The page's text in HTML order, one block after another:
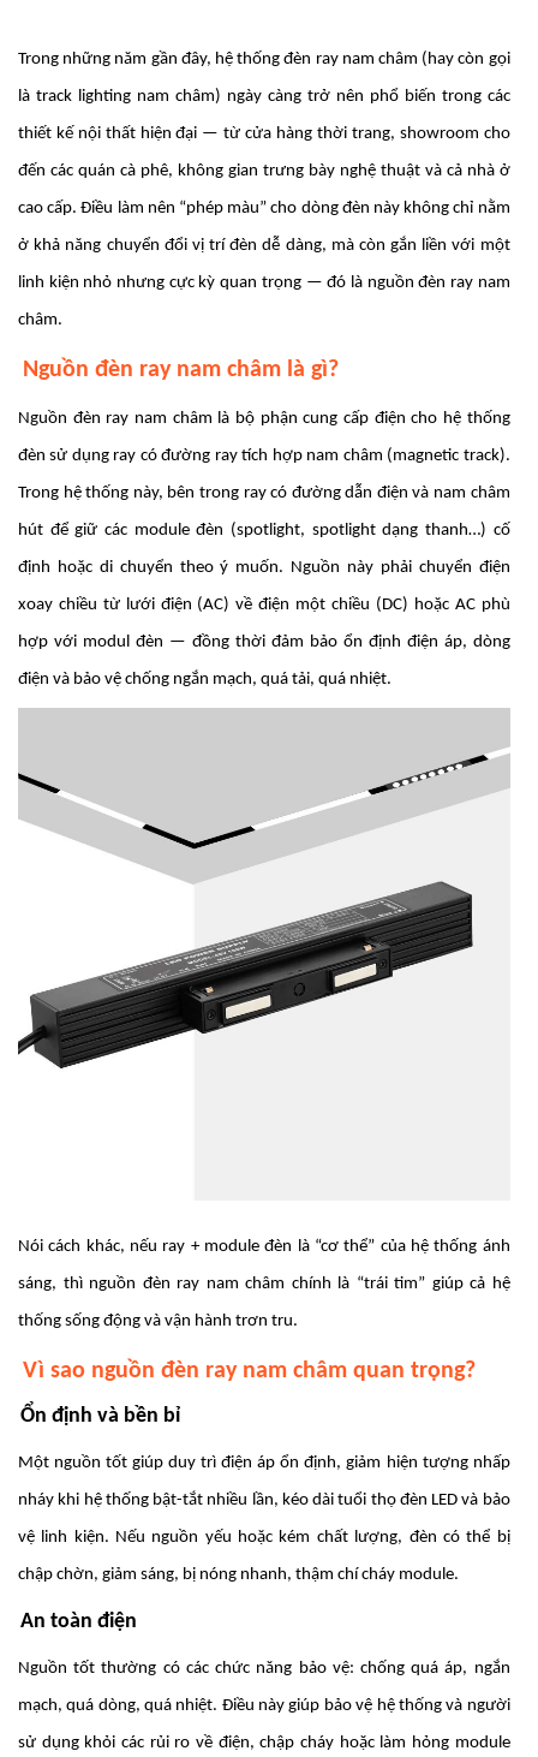
Trong những năm gần đây, hệ thống đèn ray nam châm (hay còn gọi
là track lighting nam châm) ngày càng trở nên phổ biến trong các
thiết kế nội thất hiện đại — từ cửa hàng thời trang, showroom cho
đến các quán cà phê, không gian trưng bày nghệ thuật và cả nhà ở
cao cấp. Điều làm nên “phép màu” cho dòng đèn này không chỉ nằm
ở khả năng chuyển đổi vị trí đèn dễ dàng, mà còn gắn liền với một
linh kiện nhỏ nhưng cực kỳ quan trọng — đó là nguồn đèn ray nam
châm.
Nguồn đèn ray nam châm là gì?
Nguồn đèn ray nam châm là bộ phận cung cấp điện cho hệ thống
đèn sử dụng ray có đường ray tích hợp nam châm (magnetic track).
Trong hệ thống này, bên trong ray có đường dẫn điện và nam châm
hút để giữ các module đèn (spotlight, spotlight dạng thanh…) cố
định hoặc di chuyển theo ý muốn. Nguồn này phải chuyển điện
xoay chiều từ lưới điện (AC) về điện một chiều (DC) hoặc AC phù
hợp với modul đèn — đồng thời đảm bảo ổn định điện áp, dòng
điện và bảo vệ chống ngắn mạch, quá tải, quá nhiệt.
Nói cách khác, nếu ray + module đèn là “cơ thể” của hệ thống ánh
sáng, thì nguồn đèn ray nam châm chính là “trái tim” giúp cả hệ
thống sống động và vận hành trơn tru.
Vì sao nguồn đèn ray nam châm quan trọng?
Ổn định và bền bỉ
Một nguồn tốt giúp duy trì điện áp ổn định, giảm hiện tượng nhấp
nháy khi hệ thống bật-tắt nhiều lần, kéo dài tuổi thọ đèn LED và bảo
vệ linh kiện. Nếu nguồn yếu hoặc kém chất lượng, đèn có thể bị
chập chờn, giảm sáng, bị nóng nhanh, thậm chí cháy module.
An toàn điện
Nguồn tốt thường có các chức năng bảo vệ: chống quá áp, ngắn
mạch, quá dòng, quá nhiệt. Điều này giúp bảo vệ hệ thống và người
sử dụng khỏi các rủi ro về điện, chập cháy hoặc làm hỏng module